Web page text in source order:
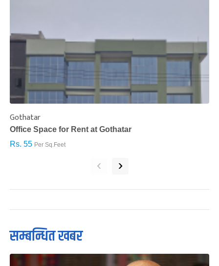
Gothatar
Office Space for Rent at Gothatar
Rs. 55 Per Sq.Feet
‹ ›
सम्बन्धित खबर